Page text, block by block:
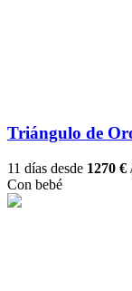
Triángulo de
11 días desde 1270 €
Con bebé